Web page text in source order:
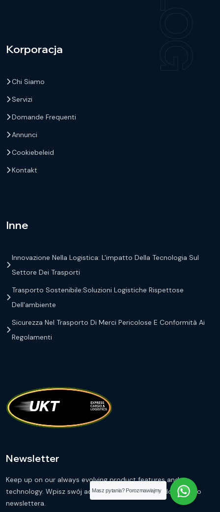
Korporacja
Chi Siamo
Servizi
Domande Frequenti
Annunci
Cookiebeleid
Kontakt
Inne
Innovazione Nella Logistica: L'impatto Della Tecnologia Sul
Settore Dei Trasporti
Trasporto Sostenibile:Soluzioni Logistiche Rispettose
Dell'ambiente
Sicurezza Nel Trasporto Di Merci Pericolose E Conformità Ai
Regolamenti
Newsletter
Keep up on our always evolving product features and
technology. Wpisz swój adres e-mail i zapisz się do naszego
newslettera.
Masz pytania? Porozmawiajmy